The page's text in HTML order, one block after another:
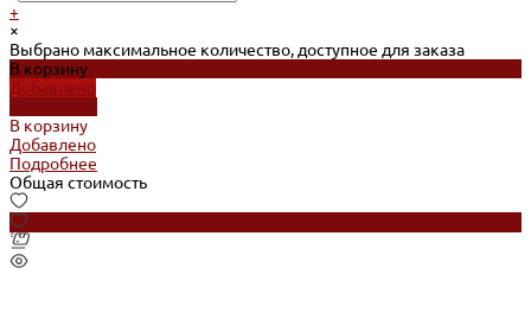
+
×
Выбрано максимальное количество, доступное для заказа
В корзину
Добавлено
В корзину
Добавлено
Подробнее
Общая стоимость